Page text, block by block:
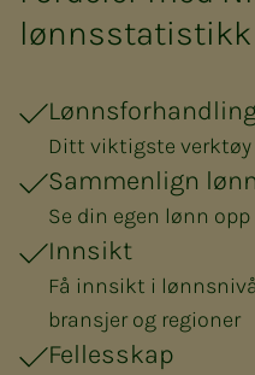
lønnsstatistikk
Ditt viktigste
Sammenlign lønn
Se din egen lønn
Innsikt
Få innsikt i
bransjer og regioner
Fellesskap